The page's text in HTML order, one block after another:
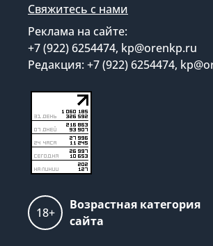
Свяжитесь с нами
Реклама на сайте:
+7 (922) 6254474, kp@orenkp.ru
Редакция: +7 (922) 6254474,
18+
Возрастная категория
сайта